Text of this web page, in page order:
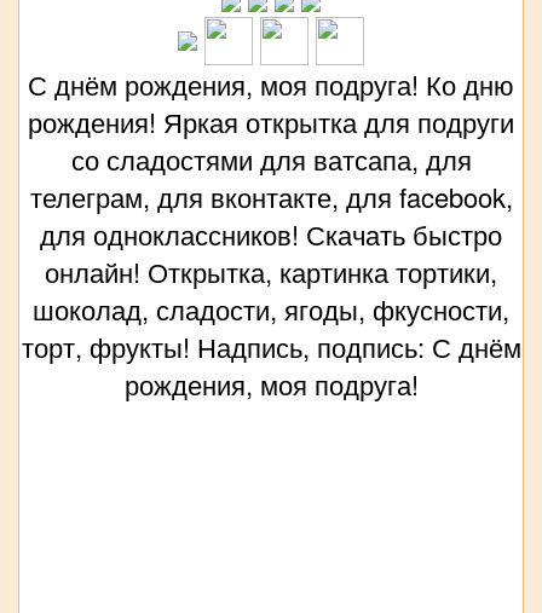
С днём рождения, моя подруга! Ко дню
рождения! Яркая открытка для подруги
со сладостями для ватсапа, для
телеграм, для вконтакте, для facebook,
для одноклассников! Скачать быстро
онлайн! Открытка, картинка тортики,
шоколад, сладости, ягоды, фкусности,
торт, фрукты! Надпись, подпись: С днём
рождения, моя подруга!